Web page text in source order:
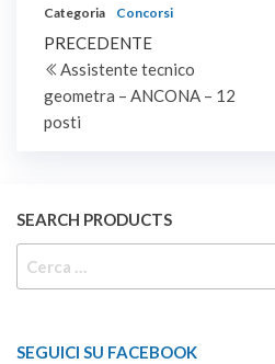
tempo pieno ed
indeterminato.
Categoria Concorsi
Navigazione
articoli
Articolo
precedente
PRECEDENTE
Assistente tecnico
geometra – ANCONA – 12
posti
SEARCH PRODUCTS
SEGUICI SU FACEBOOK